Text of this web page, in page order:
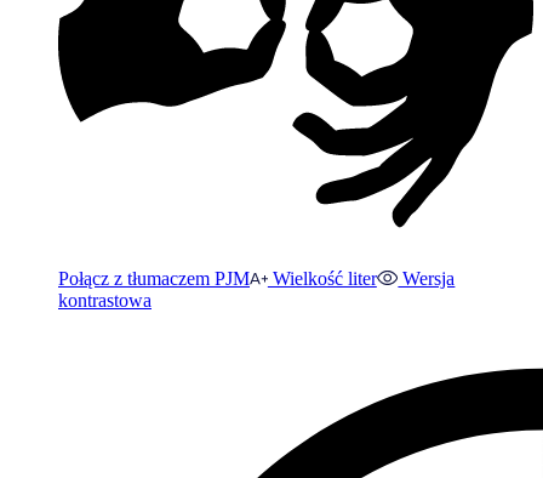
Połącz z tłumaczem PJM Wielkość liter
Wersja
kontrastowa